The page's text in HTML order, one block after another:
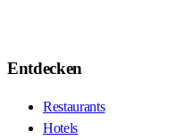
3295 Rüti b. Büren
3297 Leuzigen
3298 Oberwil b. Büren
Entdecken
Restaurants
Hotels